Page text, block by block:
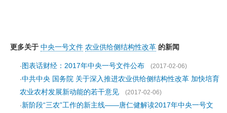
更多关于 中央一号文件 农业供给侧结构性改革 的新闻
·图表话财经：2017年中央一号文件公布
(2017-02-06)
·中共中央 国务院 关于深入推进农业供给侧结构性改革 加快培育
农业农村发展新动能的若干意见
(2017-02-06)
·新阶段“三农”工作的新主线——唐仁健解读2017年中央一号文